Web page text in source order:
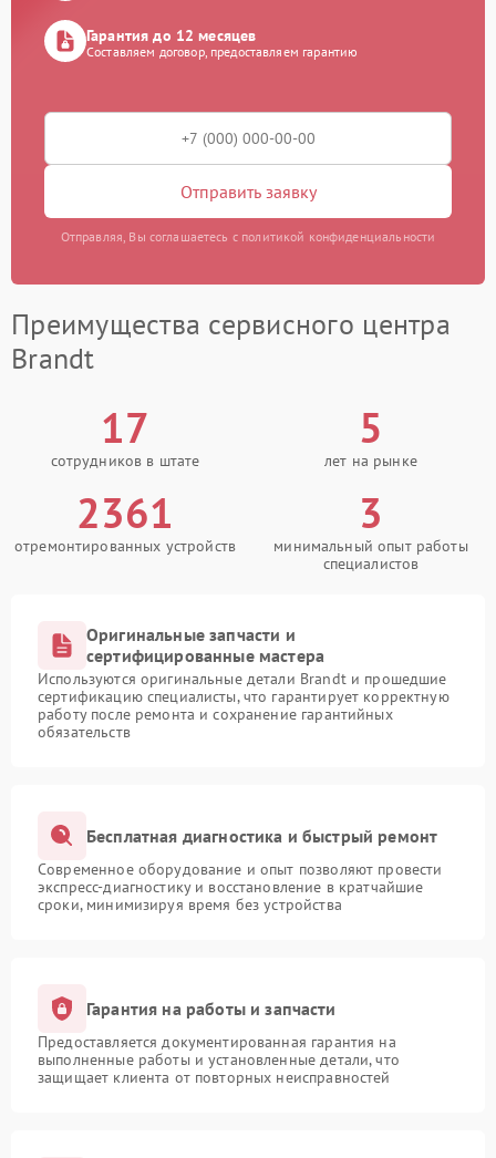
Гарантия до 12 месяцев
Составляем договор, предоставляем гарантию
Отправить заявку
Отправляя, Вы соглашаетесь с политикой конфиденциальности
Преимущества сервисного центра
Brandt
17
сотрудников в штате
5
лет на рынке
2361
отремонтированных устройств
3
минимальный опыт работы
специалистов
Оригинальные запчасти и
сертифицированные мастера
Используются оригинальные детали Brandt и прошедшие
сертификацию специалисты, что гарантирует корректную
работу после ремонта и сохранение гарантийных
обязательств
Бесплатная диагностика и быстрый ремонт
Современное оборудование и опыт позволяют провести
экспресс-диагностику и восстановление в кратчайшие
сроки, минимизируя время без устройства
Гарантия на работы и запчасти
Предоставляется документированная гарантия на
выполненные работы и установленные детали, что
защищает клиента от повторных неисправностей